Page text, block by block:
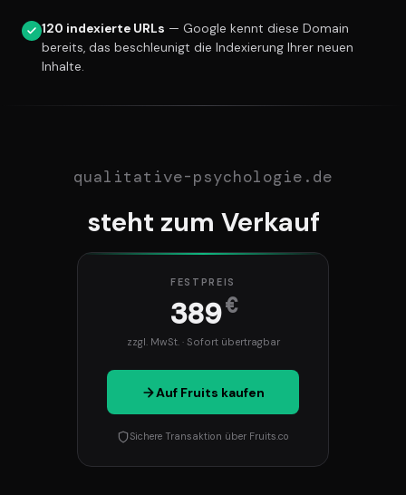
120 indexierte URLs — Google kennt diese Domain
bereits, das beschleunigt die Indexierung Ihrer neuen
Inhalte.
qualitative-psychologie.de
steht zum Verkauf
FESTPREIS
389€
zzgl. MwSt. · Sofort übertragbar
Auf Fruits kaufen
Sichere Transaktion über Fruits.co